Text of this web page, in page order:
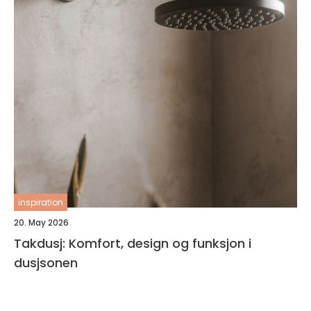
inspiration
20. May 2026
Takdusj: Komfort, design og funksjon i
dusjsonen